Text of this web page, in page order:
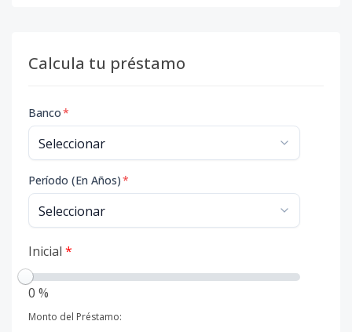
Calcula tu préstamo
Banco*
Período (En Años)*
Inicial *
0 %
Monto del Préstamo: